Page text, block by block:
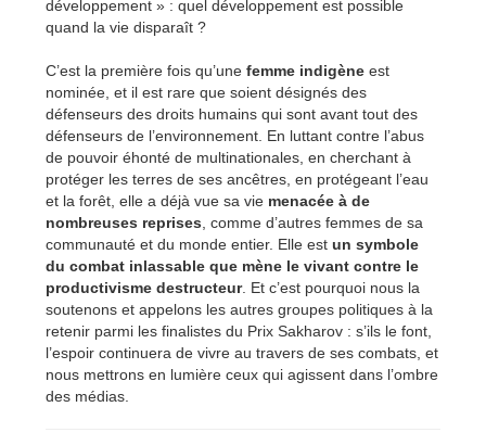
développement » : quel développement est possible
quand la vie disparaît ?
C’est la première fois qu’une femme indigène est
nominée, et il est rare que soient désignés des
défenseurs des droits humains qui sont avant tout des
défenseurs de l’environnement. En luttant contre l’abus
de pouvoir éhonté de multinationales, en cherchant à
protéger les terres de ses ancêtres, en protégeant l’eau
et la forêt, elle a déjà vue sa vie menacée à de
nombreuses reprises , comme d’autres femmes de sa
communauté et du monde entier. Elle est un symbole
du combat inlassable que mène le vivant contre le
productivisme destructeur. Et c’est pourquoi nous la
soutenons et appelons les autres groupes politiques à la
retenir parmi les finalistes du Prix Sakharov : s’ils le font,
l’espoir continuera de vivre au travers de ses combats, et
nous mettrons en lumière ceux qui agissent dans l’ombre
des médias.